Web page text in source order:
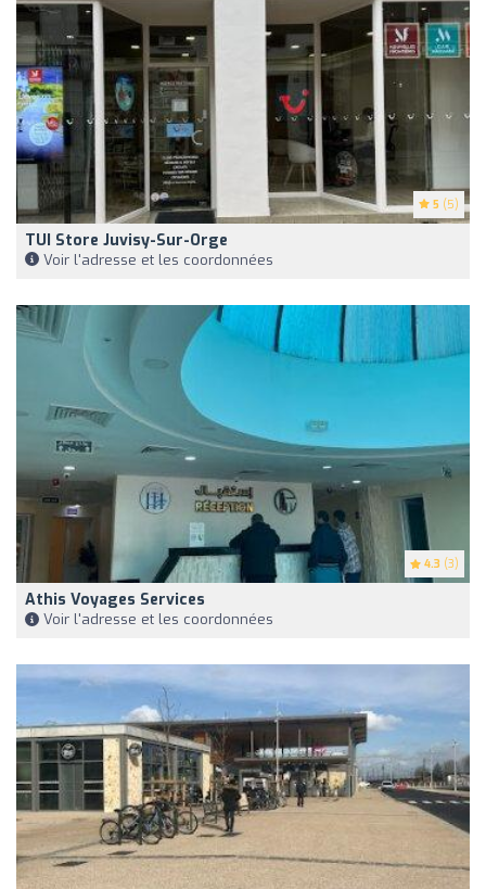
5 (5)
TUI Store Juvisy-Sur-Orge
Voir l'adresse et les coordonnées
4.3 (3)
Athis Voyages Services
Voir l'adresse et les coordonnées